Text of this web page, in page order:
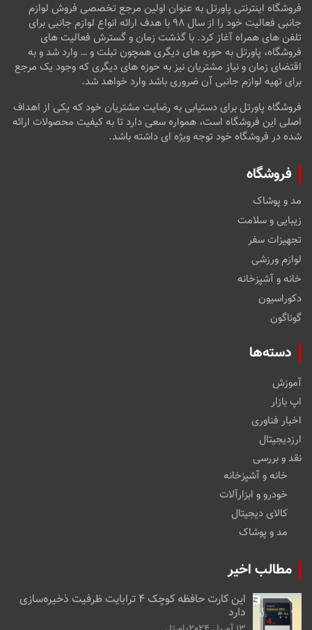
فروشگاه اینترنتی پاورتل به عنوان اولین مرجع تخصصی فروش لوازم
جانبی فعالیت خود را از سال ۹۸ با هدف ارائه انواع لوازم جانبی برای
تلفن های همراه آغاز کرد. با گذشت زمان و گسترش فعالیت های
فروشگاه، پاورتل به حوزه های دیگری همچون تبلت و … وارد شد و به
اقتضای زمان و نیاز مشتریان نیز به حوزه های دیگری که وجود یک مرجع
برای تهیه لوازم جانبی آن ضروری باشد وارد خواهد شد.
فروشگاه پاورتل برای دستیابی به رضایت مشتریان خود که یکی از اهداف
اصلی این فروشگاه است، همواره سعی دارد تا به کیفیت محصولات ارائه
شده در فروشگاه خود توجه ویژه ای داشته باشد.
فروشگاه
مد و پوشاک
زیبایی و سلامت
تجهیزات سفر
لوازم ورزشی
خانه و آشپزخانه
دکوراسیون
گوناگون
دسته‌ها
آموزش
اپ بازار
اخبار فناوری
ارزدیجیتال
نقد و بررسی
خانه و آشپزخانه
خودرو و ابزارآلات
کالای دیجیتال
مد و پوشاک
مطالب اخیر
این کارت حافظه کوچک ۴ ترابایت ظرفیت ذخیره‌سازی
دارد